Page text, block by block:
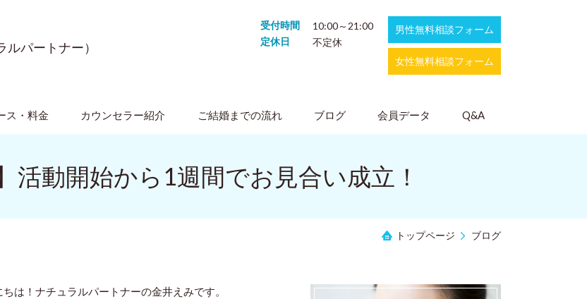
ルパートナー）
受付時間
10:00～21:00
定休日
不定休
男性無料相談フォーム
女性無料相談フォーム
ス・料金 カウンセラー紹介 ご結婚までの流れ ブログ 会員データ Q&A
活動開始から1週間でお見合い成立！
トップページ ブログ
ちは！ナチュラルパートナーの金井えみです。